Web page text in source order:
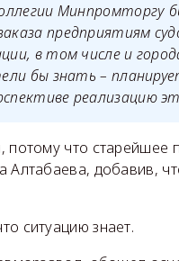
Минпромторгу
предприятиям
в том числе и
бы знать –
реализацию
что старейшее
Алтабаева, добавив,
ситуацию знает.